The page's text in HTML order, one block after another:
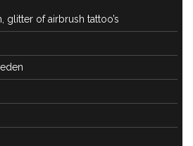
glitter of airbrush tattoo’s